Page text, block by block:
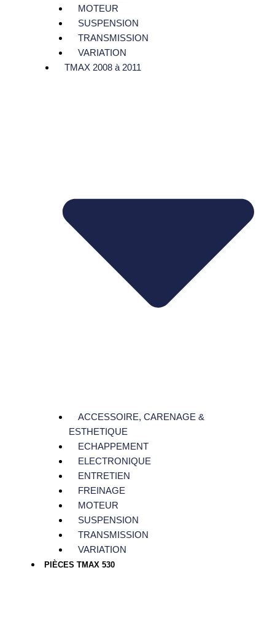
MOTEUR
SUSPENSION
TRANSMISSION
VARIATION
TMAX 2008 à 2011
ACCESSOIRE, CARENAGE &
ESTHETIQUE
ECHAPPEMENT
ELECTRONIQUE
ENTRETIEN
FREINAGE
MOTEUR
SUSPENSION
TRANSMISSION
VARIATION
PIÈCES TMAX 530